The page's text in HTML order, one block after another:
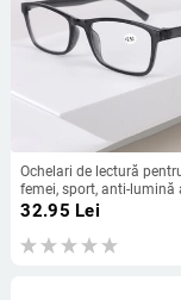
Ochelari de lectură
femei, sport, anti-lumină
ochelari de lectură, negru,
prezbiopie, ochelari
+400 de ochelari
32.95 Lei